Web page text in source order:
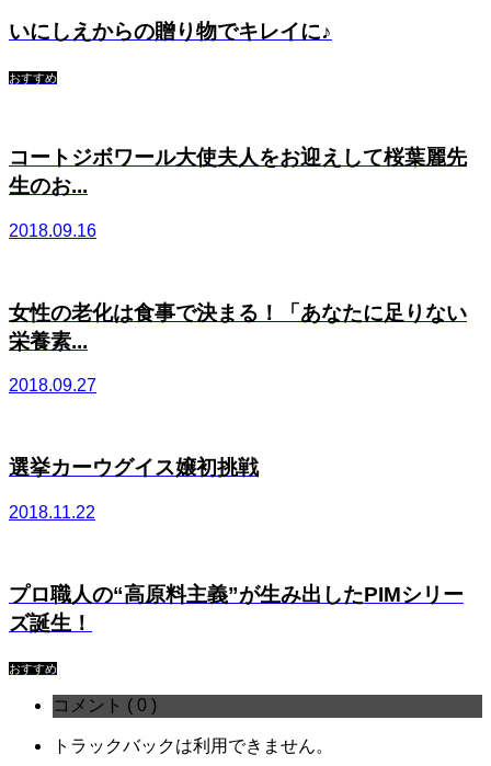
いにしえからの贈り物でキレイに♪
おすすめ
コートジボワール大使夫人をお迎えして桜葉麗先
生のお...
2018.09.16
女性の老化は食事で決まる！「あなたに足りない
栄養素...
2018.09.27
選挙カーウグイス嬢初挑戦
2018.11.22
プロ職人の“高原料主義”が生み出したPIMシリー
ズ誕生！
おすすめ
コメント ( 0 )
トラックバックは利用できません。